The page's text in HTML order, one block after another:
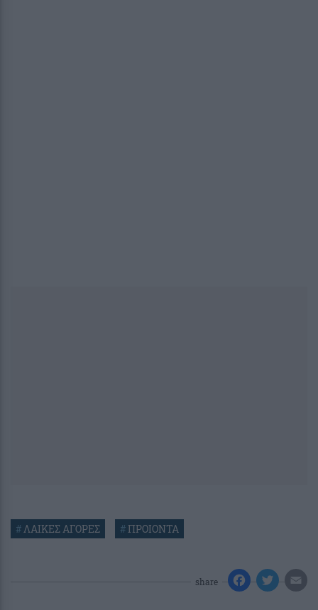
#ΛΑΙΚΕΣ ΑΓΟΡΕΣ #ΠΡΟΙΟΝΤΑ
share